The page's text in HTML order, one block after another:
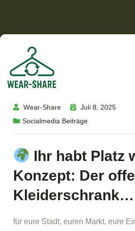
Wear-Share
Juli 8, 2025
Socialmedia Beiträge
Ihr habt Platz
Konzept: Der
Kleiderschrank…
für eure Stadt, euren Markt, eure